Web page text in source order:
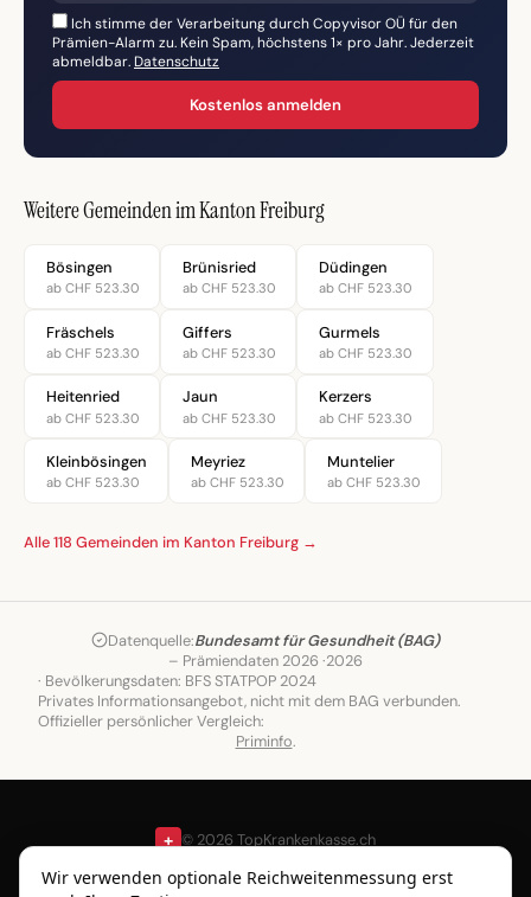
Ich stimme der Verarbeitung durch Copyvisor OÜ für den
Prämien-Alarm zu. Kein Spam, höchstens 1× pro Jahr. Jederzeit
abmeldbar. Datenschutz
Kostenlos anmelden
Weitere Gemeinden im Kanton Freiburg
Bösingen
ab CHF 523.30
Brünisried
ab CHF 523.30
Düdingen
ab CHF 523.30
Fräschels
ab CHF 523.30
Giffers
ab CHF 523.30
Gurmels
ab CHF 523.30
Heitenried
ab CHF 523.30
Jaun
ab CHF 523.30
Kerzers
ab CHF 523.30
Kleinbösingen
ab CHF 523.30
Meyriez
ab CHF 523.30
Muntelier
ab CHF 523.30
Alle 118 Gemeinden im Kanton Freiburg →
Datenquelle:Bundesamt für Gesundheit (BAG)
– Prämiendaten 2026 ·2026
· Bevölkerungsdaten: BFS STATPOP 2024
Privates Informationsangebot, nicht mit dem BAG verbunden.
Offizieller persönlicher Vergleich:
Priminfo.
+ © 2026 TopKrankenkasse.ch
Gemeinden
Blog
uns
Impressum Nutzungsbedingungen
Wir verwenden optionale Reichweitenmessung erst